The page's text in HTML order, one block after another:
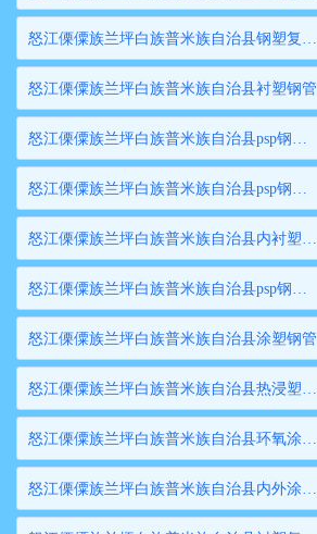
怒江傈僳族兰坪白族普米族自治县钢塑复合管
怒江傈僳族兰坪白族普米族自治县衬塑钢管
怒江傈僳族兰坪白族普米族自治县psp钢塑复合压力管
怒江傈僳族兰坪白族普米族自治县psp钢塑复合穿线管
怒江傈僳族兰坪白族普米族自治县内衬塑复合钢管
怒江傈僳族兰坪白族普米族自治县psp钢塑复合管
怒江傈僳族兰坪白族普米族自治县涂塑钢管
怒江傈僳族兰坪白族普米族自治县热浸塑钢管
怒江傈僳族兰坪白族普米族自治县环氧涂塑钢管
怒江傈僳族兰坪白族普米族自治县内外涂塑钢管